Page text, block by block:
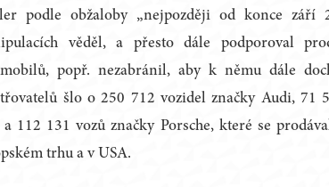
podle obžaloby „nejpozději od konce září
věděl, a přesto dále podporoval
popř. nezabránil, aby k němu dále
šlo o 250 712 vozidel značky Audi, 71
112 131 vozů značky Porsche, které se
trhu a v USA.